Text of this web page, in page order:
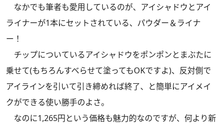
なかでも筆者も愛用しているのが、アイシャドウとアイ
ライナーが1本にセットされている、パウダー＆ライナ
ー！
チップについているアイシャドウをポンポンとまぶたに
乗せて(もちろんすべらせて塗ってもOKですよ)、反対側で
アイラインを引いて引き締めれば終了、と簡単にアイメイ
クができる使い勝手のよさ。
なのに1,265円という価格も魅力的なのですが、何より新